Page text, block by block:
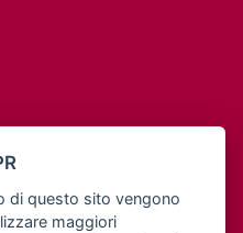
di questo sito vengono
maggiori